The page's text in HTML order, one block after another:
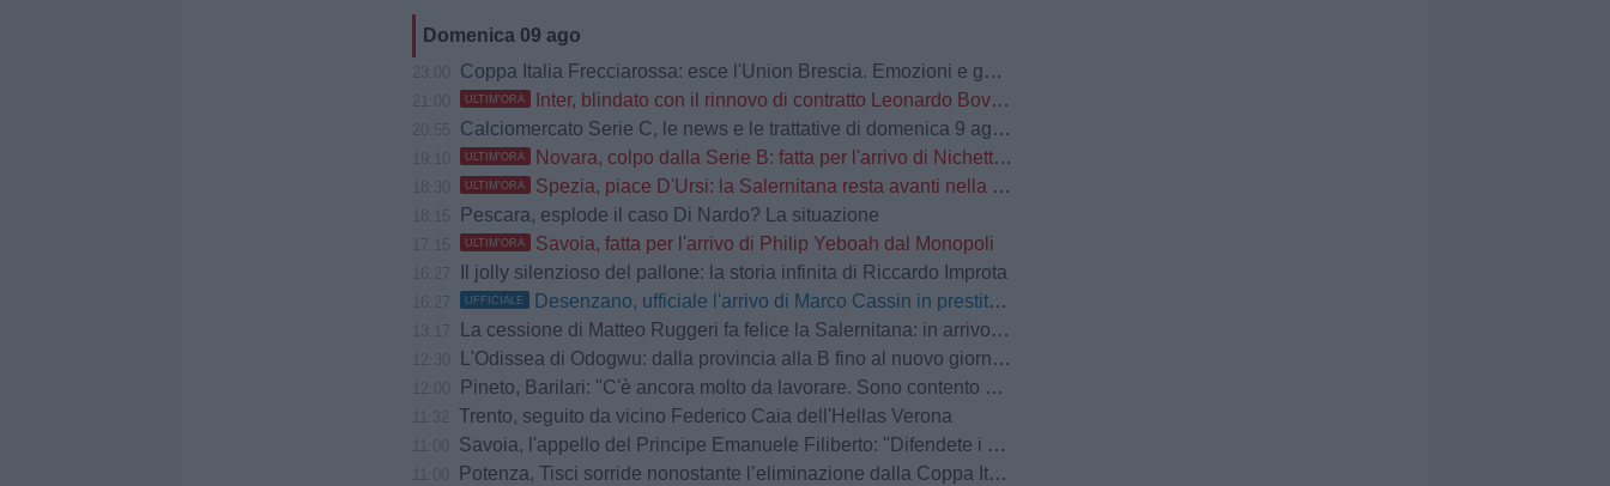
Domenica 09 ago
Coppa Italia Frecciarossa: esce l'Union Brescia. Emozioni e gol tra Benevento e Ravenna: passa la squadra di Floro Flores
ULTIM'ORA Inter, blindato con il rinnovo di contratto Leonardo Bovio: i dettagli
Calciomercato Serie C, le news e le trattative di domenica 9 agosto | LIVE
ULTIM'ORA Novara, colpo dalla Serie B: fatta per l'arrivo di Nichetti dalla Virtus Entella
ULTIM'ORA Spezia, piace D'Ursi: la Salernitana resta avanti nella corsa all'attaccante
Pescara, esplode il caso Di Nardo? La situazione
ULTIM'ORA Savoia, fatta per l'arrivo di Philip Yeboah dal Monopoli
Il jolly silenzioso del pallone: la storia infinita di Riccardo Improta
UFFICIALE Desenzano, ufficiale l'arrivo di Marco Cassin in prestito dalla Cremonese
La cessione di Matteo Ruggeri fa felice la Salernitana: in arrivo 200mila euro
L'Odissea di Odogwu: dalla provincia alla B fino al nuovo giorno di Treviso
Pineto, Barilari: "C'è ancora molto da lavorare. Sono contento dell'atteggiamento del gruppo"
Trento, seguito da vicino Federico Caia dell'Hellas Verona
Savoia, l'appello del Principe Emanuele Filiberto: "Difendete i vostri colori con le voci e la passione"
Potenza, Tisci sorride nonostante l’eliminazione dalla Coppa Italia: “Ragazzi molto bravi per spirito, atteggiamento e voglia”